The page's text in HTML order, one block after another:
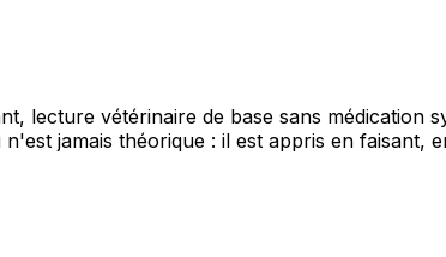
lecture vétérinaire de base sans médication
jamais théorique : il est appris en faisant,